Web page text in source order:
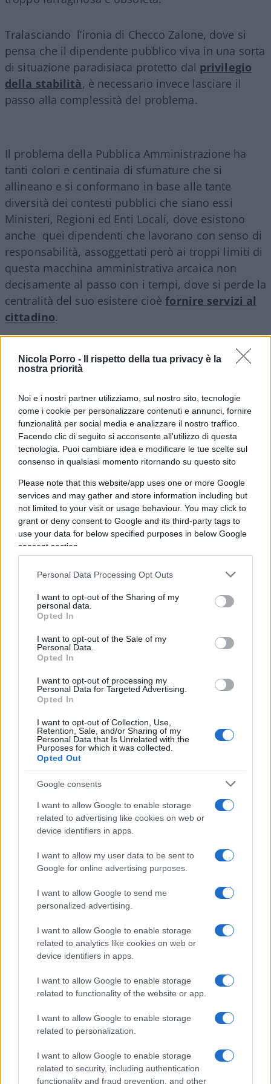
Nicola Porro -
Il rispetto della tua privacy è la
nostra priorità
Noi e i nostri partner utilizziamo, sul nostro sito, tecnologie
come i cookie per personalizzare contenuti e annunci, fornire
funzionalità per social media e analizzare il nostro traffico.
Facendo clic di seguito si acconsente all'utilizzo di questa
tecnologia. Puoi cambiare idea e modificare le tue scelte sul
consenso in qualsiasi momento ritornando su questo sito
Please note that this website/app uses one or more Google
services and may gather and store information including but
not limited to your visit or usage behaviour. You may click to
grant or deny consent to Google and its third-party tags to
use your data for below specified purposes in below Google
consent section.
Personal Data Processing Opt Outs
I want to opt-out of the Sharing of my
personal data.
Opted In
I want to opt-out of the Sale of my
Personal Data.
Opted In
I want to opt-out of processing my
Personal Data for Targeted Advertising.
Opted In
I want to opt-out of Collection, Use,
Retention, Sale, and/or Sharing of my
Personal Data that Is Unrelated with the
Purposes for which it was collected.
Opted Out
Google consents
I want to allow Google to enable storage
related to advertising like cookies on web or
device identifiers in apps.
I want to allow my user data to be sent to
Google for online advertising purposes.
I want to allow Google to send me
personalized advertising.
I want to allow Google to enable storage
related to analytics like cookies on web or
device identifiers in apps.
I want to allow Google to enable storage
related to functionality of the website or app.
I want to allow Google to enable storage
related to personalization.
I want to allow Google to enable storage
related to security, including authentication
functionality and fraud prevention, and other
Tralasciando l’ironia di Checco Zalone, dove si
pensa che il dipendente pubblico viva in una sorta
di situazione paradisiaca protetto dal privilegio
della stabilità, è necessario invece lasciare il
passo alla complessità del problema.
Il problema della Pubblica Amministrazione ha
tanti colori e centinaia di sfumature che si
allineano e si conformano in base alle tante
diversità dei contesti pubblici che siano essi
Ministeri, Regioni ed Enti Locali, dove esistono
anche quei dipendenti che lavorano con senso di
responsabilità, assoggettati però ai troppi limiti di
questa macchina amministrativa arcaica non
decisamente al passo con i tempi, dove si perde la
centralità del suo esistere cioèfornire servizi al
cittadino.
La Pubblica Amministrazione soffre di problemi
culturali da decenni, l’autoreferenzialità sfrenata è
clientelismo, elementi che non antepongono di
certo la meritocrazia ad altri aspetti magari meno
efficaci per il cittadino ma di ritorno alla politica
che vi staziona al momento.
E sino a quando ciò non avverrà, non vi sarà mai
una buona pubblica amministrazione capace di
offrire al cittadino un servizio efficiente, snello,
veloce.
nelle pubbliche amministrazioni da molti anni
avvengono per
il concorso pubblico come stabilito dalla
Costituzione italiana.
In questo mondo che è sconosciuto ai più come
possiamo non porci alcune domande come:
E’ un caso che secondo una relazione
ISPELS ( Istituto Superiore per la
Prevenzione e la Sicurezza del Lavoro) si
evidenzia che il 71% delle denunce relative al
mobbingriguarda i dipendenti del pubblico
impiego e in particolare le donne? Questi dati
sono stati confermati dal
Europei su Sanità Ambiente e Lavoro)
.
Ed è sempre un caso che i contratti dei
dipendenti pubblici siano ancora oggi di serie “c”
e non meritino un degno livellamento al costo
della vita ? (tralasciando la categoria dirigenziale e
i super incarichi ovviamente).
Ed è sempre un caso che la progressione di
sia un fatto riservato a pochi anzi pochissimi a
comparti ?